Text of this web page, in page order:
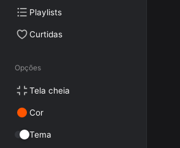
Playlists
Curtidas
Opções
Tela cheia
Cor
Tema